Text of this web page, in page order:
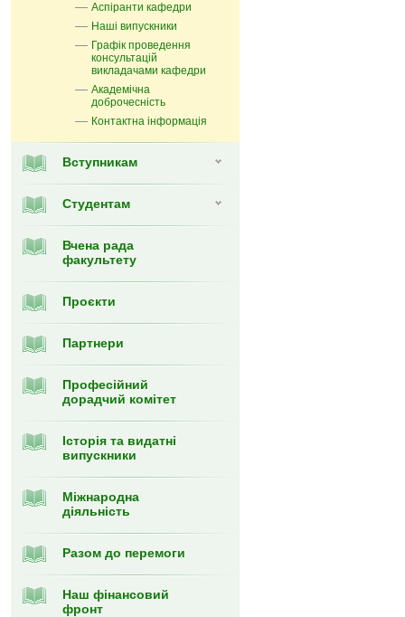
Аспіранти кафедри
Наші випускники
Графік проведення
консультацій
викладачами кафедри
Академічна
доброчесність
Контактна інформація
Вступникам
Студентам
Вчена рада
факультету
Проєкти
Партнери
Професійний
дорадчий комітет
Історія та видатні
випускники
Міжнародна
діяльність
Разом до перемоги
Наш фінансовий
фронт